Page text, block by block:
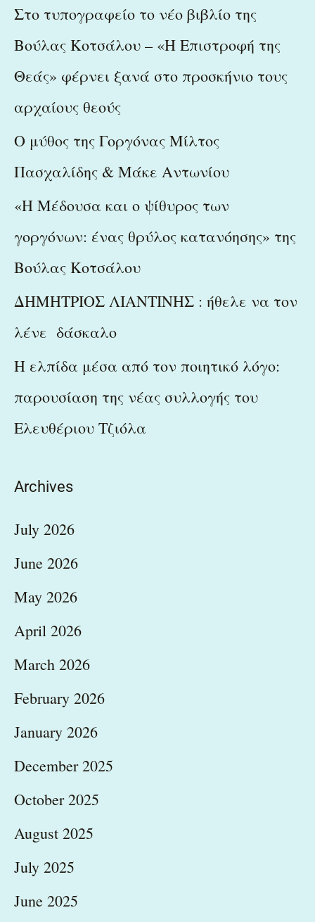
c
f
o
Στο τυπογραφείο το νέο βιβλίο της
Βούλας Κοτσάλου – «Η Επιστροφή της
Θεάς» φέρνει ξανά στο προσκήνιο τους
αρχαίους θεούς
Ο μύθος της Γοργόνας Μίλτος
Πασχαλίδης & Μάκε Αντωνίου
«Η Μέδουσα και ο ψίθυρος των
γοργόνων: ένας θρύλος κατανόησης» της
Βούλας Κοτσάλου
ΔΗΜΗΤΡΙΟΣ ΛΙΑΝΤΙΝΗΣ : ήθελε να τον
λένε δάσκαλο
Η ελπίδα μέσα από τον ποιητικό λόγο:
παρουσίαση της νέας συλλογής του
Ελευθέριου Τζιόλα
Archives
July 2026
June 2026
May 2026
April 2026
March 2026
February 2026
January 2026
December 2025
October 2025
August 2025
July 2025
June 2025